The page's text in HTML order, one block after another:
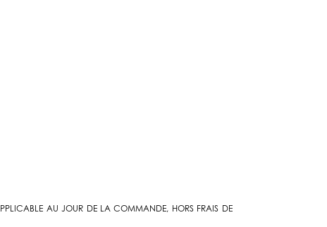
AU JOUR DE LA COMMANDE, HORS FRAIS DE